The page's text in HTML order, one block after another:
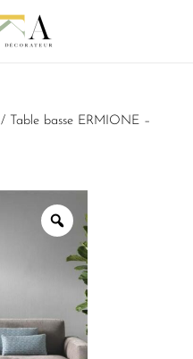
/ Table basse ERMIONE –